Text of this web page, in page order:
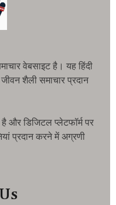
वेबसाइट है। यह हिंदी
शैली समाचार प्रदान
और डिजिटल प्लेटफॉर्म पर
प्रदान करने में अग्रणी